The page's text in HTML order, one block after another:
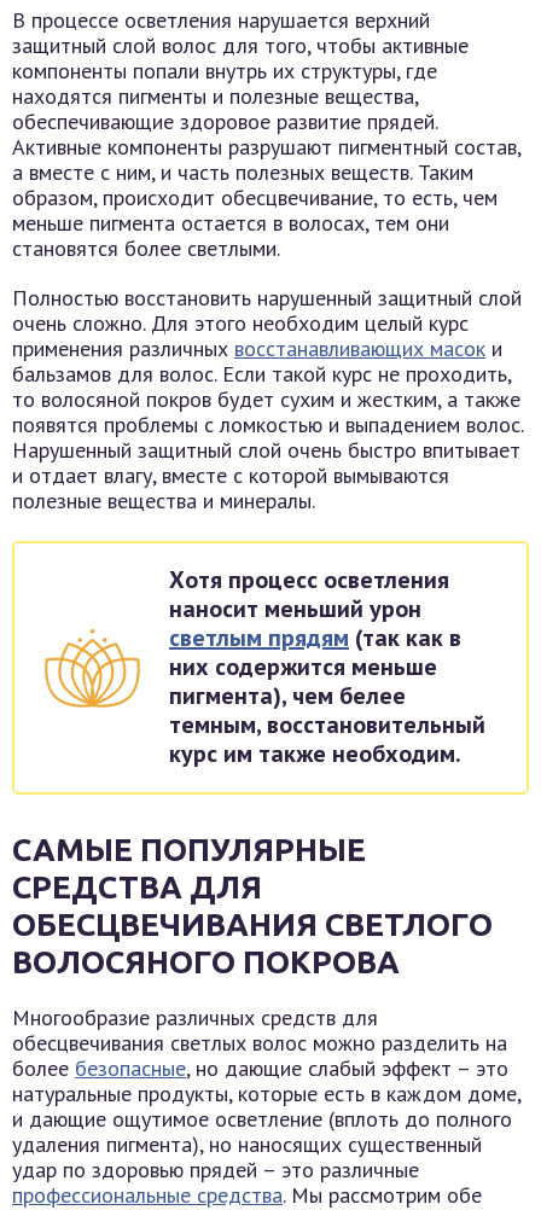
В процессе осветления нарушается верхний
защитный слой волос для того, чтобы активные
компоненты попали внутрь их структуры, где
находятся пигменты и полезные вещества,
обеспечивающие здоровое развитие прядей.
Активные компоненты разрушают пигментный состав,
а вместе с ним, и часть полезных веществ. Таким
образом, происходит обесцвечивание, то есть, чем
меньше пигмента остается в волосах, тем они
становятся более светлыми.
Полностью восстановить нарушенный защитный слой
очень сложно. Для этого необходим целый курс
применения различных восстанавливающих масок и
бальзамов для волос. Если такой курс не проходить,
то волосяной покров будет сухим и жестким, а также
появятся проблемы с ломкостью и выпадением волос.
Нарушенный защитный слой очень быстро впитывает
и отдает влагу, вместе с которой вымываются
полезные вещества и минералы.
Хотя процесс осветления
наносит меньший урон
светлым прядям (так как в
них содержится меньше
пигмента), чем белее
темным, восстановительный
курс им также необходим.
САМЫЕ ПОПУЛЯРНЫЕ
СРЕДСТВА ДЛЯ
ОБЕСЦВЕЧИВАНИЯ СВЕТЛОГО
ВОЛОСЯНОГО ПОКРОВА
Многообразие различных средств для
обесцвечивания светлых волос можно разделить на
более безопасные, но дающие слабый эффект – это
натуральные продукты, которые есть в каждом доме,
и дающие ощутимое осветление (вплоть до полного
удаления пигмента), но наносящих существенный
удар по здоровью прядей – это различные
профессиональные средства. Мы рассмотрим обе